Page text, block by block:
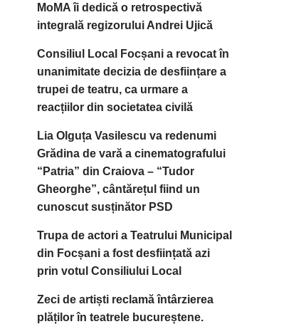
MoMA îi dedică o retrospectivă
integrală regizorului Andrei Ujică
Consiliul Local Focșani a revocat în
unanimitate decizia de desființare a
trupei de teatru, ca urmare a
reacțiilor din societatea civilă
Lia Olguța Vasilescu va redenumi
Grădina de vară a cinematografului
“Patria” din Craiova – “Tudor
Gheorghe”, cântărețul fiind un
cunoscut susținător PSD
Trupa de actori a Teatrului Municipal
din Focșani a fost desființată azi
prin votul Consiliului Local
Zeci de artiști reclamă întârzierea
plăților în teatrele bucureștene.